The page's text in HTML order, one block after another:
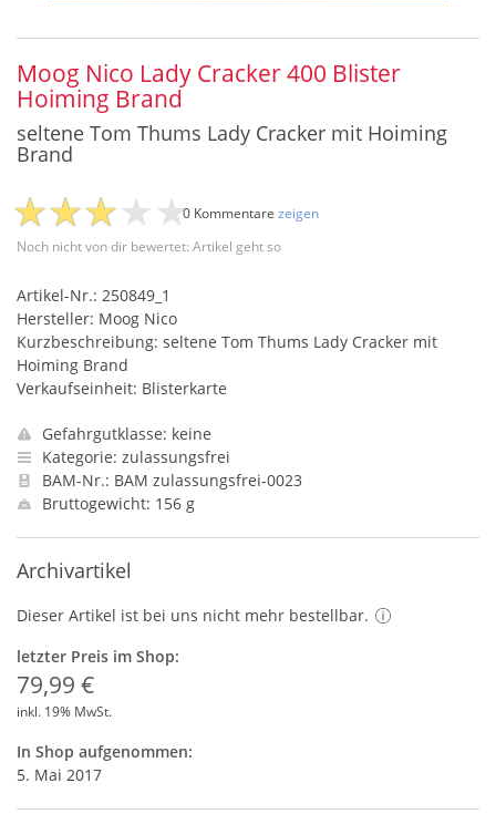
Moog Nico Lady Cracker 400 Blister
Hoiming Brand
seltene Tom Thums Lady Cracker mit Hoiming
Brand
Noch nicht von dir bewertet: Artikel geht so
0 Kommentare zeigen
Artikel-Nr.: 250849_1
Hersteller: Moog Nico
Kurzbeschreibung: seltene Tom Thums Lady Cracker mit
Hoiming Brand
Verkaufseinheit: Blisterkarte
Gefahrgutklasse: keine
Kategorie: zulassungsfrei
BAM-Nr.: BAM zulassungsfrei-0023
Bruttogewicht: 156 g
Archivartikel
Dieser Artikel ist bei uns nicht mehr bestellbar.
letzter Preis im Shop:
79,99 €
inkl. 19% MwSt.
In Shop aufgenommen:
5. Mai 2017